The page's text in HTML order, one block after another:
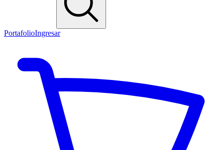
PortafolioIngresar